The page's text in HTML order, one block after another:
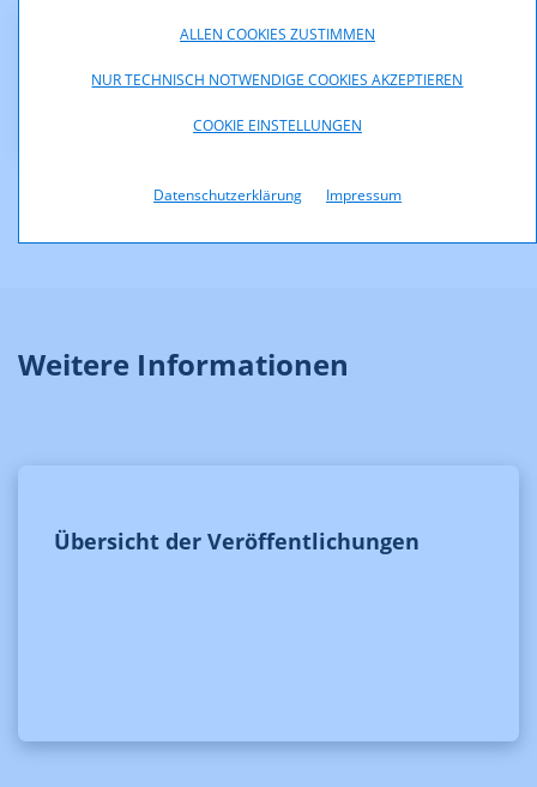
ALLEN COOKIES ZUSTIMMEN
NUR TECHNISCH NOTWENDIGE COOKIES AKZEPTIEREN
COOKIE EINSTELLUNGEN
Datenschutzerklärung Impressum
Weitere Informationen
Übersicht der Veröffentlichungen